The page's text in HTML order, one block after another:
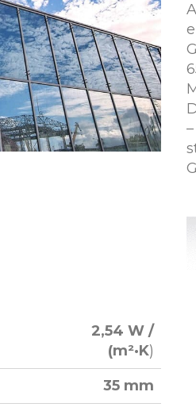
2,54 W /
(m²·K)
35 mm